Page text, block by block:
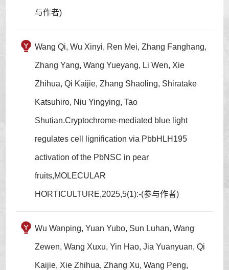
与作者)
Wang Qi, Wu Xinyi, Ren Mei, Zhang Fanghang,
Zhang Yang, Wang Yueyang, Li Wen, Xie
Zhihua, Qi Kaijie, Zhang Shaoling, Shiratake
Katsuhiro, Niu Yingying, Tao
Shutian.Cryptochrome-mediated blue light
regulates cell lignification via PbbHLH195
activation of the PbNSC in pear
fruits,MOLECULAR
HORTICULTURE,2025,5(1):-(参与作者)
Wu Wanping, Yuan Yubo, Sun Luhan, Wang
Zewen, Wang Xuxu, Yin Hao, Jia Yuanyuan, Qi
Kaijie, Xie Zhihua, Zhang Xu, Wang Peng,